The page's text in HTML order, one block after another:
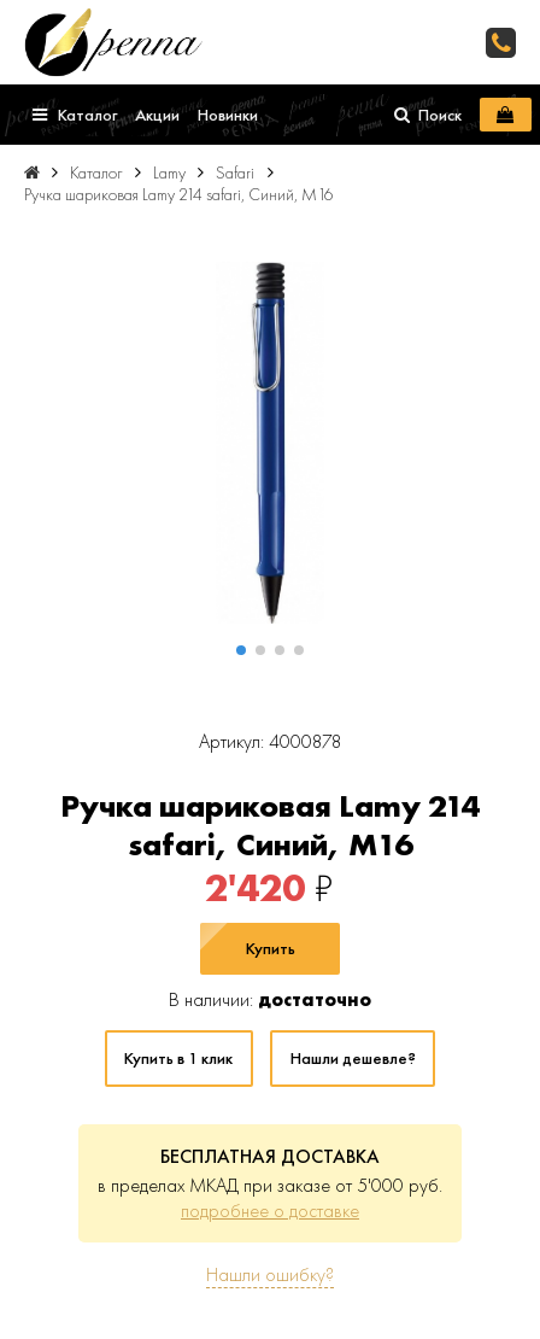
Каталог Акции Новинки Поиск
Каталог Lamy
Safari
Ручка шариковая Lamy 214 safari, Синий, M16
Артикул: 4000878
Ручка шариковая Lamy 214
safari, Синий, M16
2'420 ₽
Купить
В наличии: достаточно
Купить в 1 клик Нашли дешевле?
БЕСПЛАТНАЯ ДОСТАВКА
в пределах МКАД при заказе от 5'000 руб.
подробнее о доставке
Нашли ошибку?